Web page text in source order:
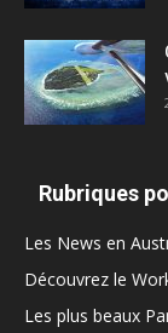
Rubriques
Les News en
Découvrez le
Les plus beaux